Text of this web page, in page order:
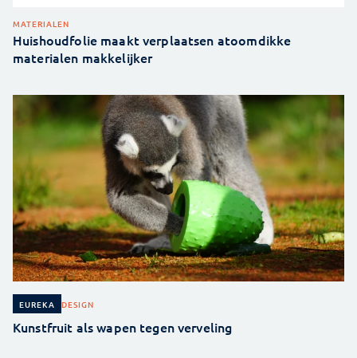
MATERIALEN
Huishoudfolie maakt verplaatsen atoomdikke
materialen makkelijker
EUREKA DESIGN
Kunstfruit als wapen tegen verveling